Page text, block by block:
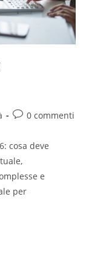
0 commenti
cosa deve
e
per